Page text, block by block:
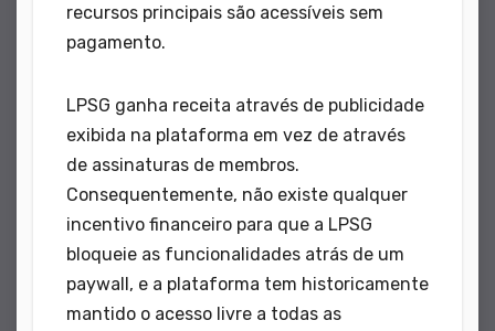
recursos principais são acessíveis sem
pagamento.
LPSG ganha receita através de publicidade
exibida na plataforma em vez de através
de assinaturas de membros.
Consequentemente, não existe qualquer
incentivo financeiro para que a LPSG
bloqueie as funcionalidades atrás de um
paywall, e a plataforma tem historicamente
mantido o acesso livre a todas as